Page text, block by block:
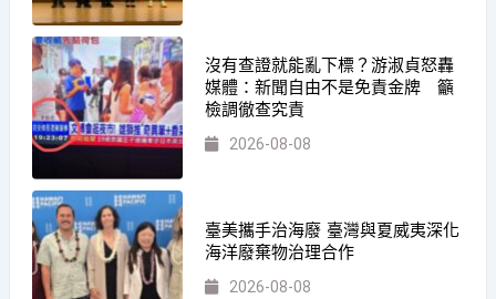
沒有查證就能亂下標？游淑貞怒轟
媒體：新聞自由不是免責金牌 籲
檢調徹查究責
2026-08-08
臺美攜手治海廢 臺灣與夏威夷深化
海洋廢棄物治理合作
2026-08-08